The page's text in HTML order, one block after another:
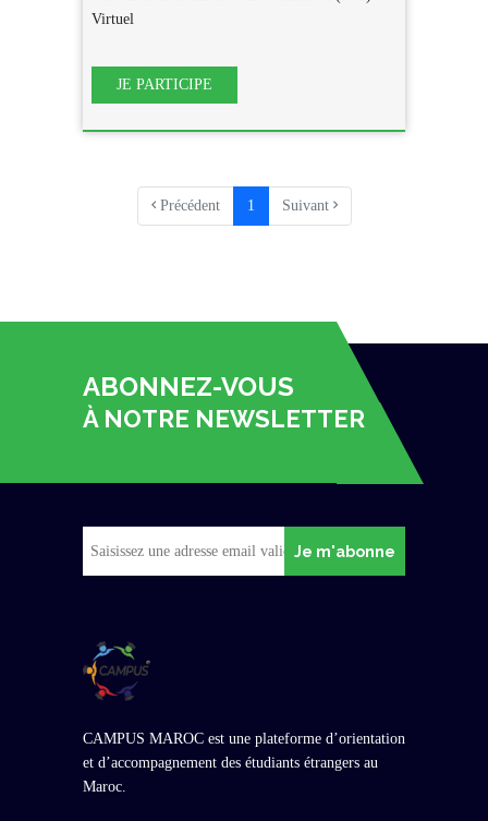
Virtuel
JE PARTICIPE
Précédent 1 Suivant
ABONNEZ-VOUS
À NOTRE NEWSLETTER
Je m'abonne
CAMPUS MAROC est une plateforme d’orientation
et d’accompagnement des étudiants étrangers au
Maroc.